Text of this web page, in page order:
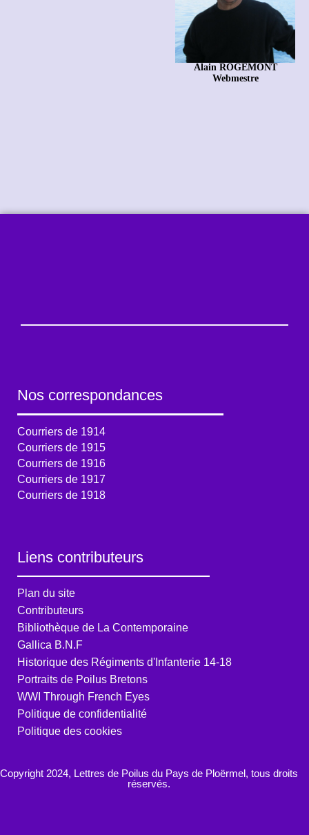
Alain ROGEMONT
Webmestre
Nos correspondances
Courriers de 1914
Courriers de 1915
Courriers de 1916
Courriers de 1917
Courriers de 1918
Liens contributeurs
Plan du site
Contributeurs
Bibliothèque de La Contemporaine
Gallica B.N.F
Historique des Régiments d'Infanterie 14-18
Portraits de Poilus Bretons
WWI Through French Eyes
Politique de confidentialité
Politique des cookies
Copyright 2024, Lettres de Poilus du Pays de Ploërmel, tous droits
réservés.